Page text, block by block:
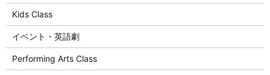
Kids Class
イベント・英語劇
Performing Arts Class